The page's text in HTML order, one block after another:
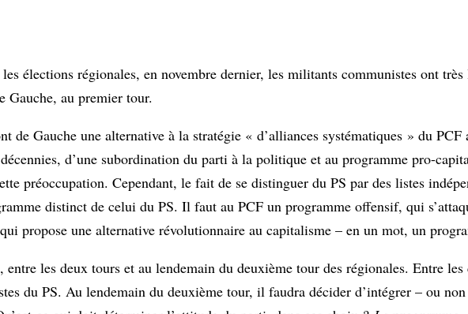
élections régionales, en novembre dernier, les militants communistes ont très
Gauche, au premier tour.
de Gauche une alternative à la stratégie « d’alliances systématiques » du PCF
d’une subordination du parti à la politique et au programme pro-
préoccupation. Cependant, le fait de se distinguer du PS par des listes
distinct de celui du PS. Il faut au PCF un programme offensif, qui
propose une alternative révolutionnaire au capitalisme – en un mot, un
entre les deux tours et au lendemain du deuxième tour des régionales. Entre
du PS. Au lendemain du deuxième tour, il faudra décider d’intégrer – ou